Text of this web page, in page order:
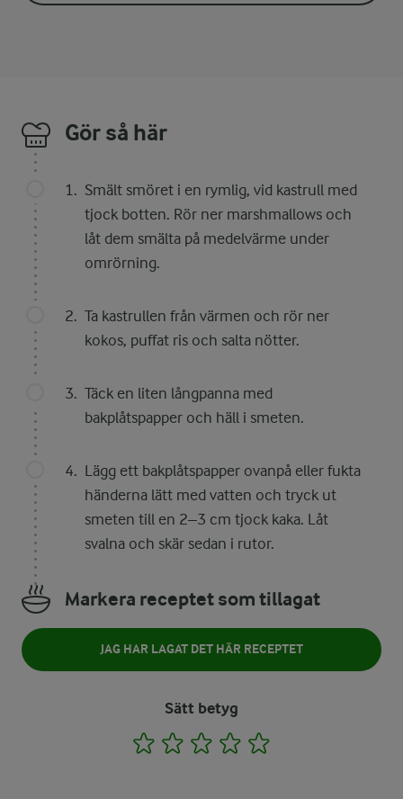
Gör så här
Smält smöret i en rymlig, vid kastrull med
tjock botten. Rör ner marshmallows och
låt dem smälta på medelvärme under
omrörning.
Ta kastrullen från värmen och rör ner
kokos, puffat ris och salta nötter.
Täck en liten långpanna med
bakplåtspapper och häll i smeten.
Lägg ett bakplåtspapper ovanpå eller fukta
händerna lätt med vatten och tryck ut
smeten till en 2–3 cm tjock kaka. Låt
svalna och skär sedan i rutor.
Markera receptet som tillagat
JAG HAR LAGAT DET HÄR RECEPTET
Sätt betyg
1 2 3 4